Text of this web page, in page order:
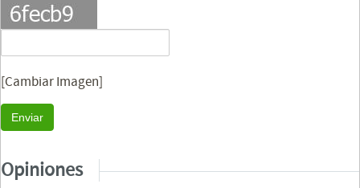
[Cambiar Imagen]
Enviar
Opiniones